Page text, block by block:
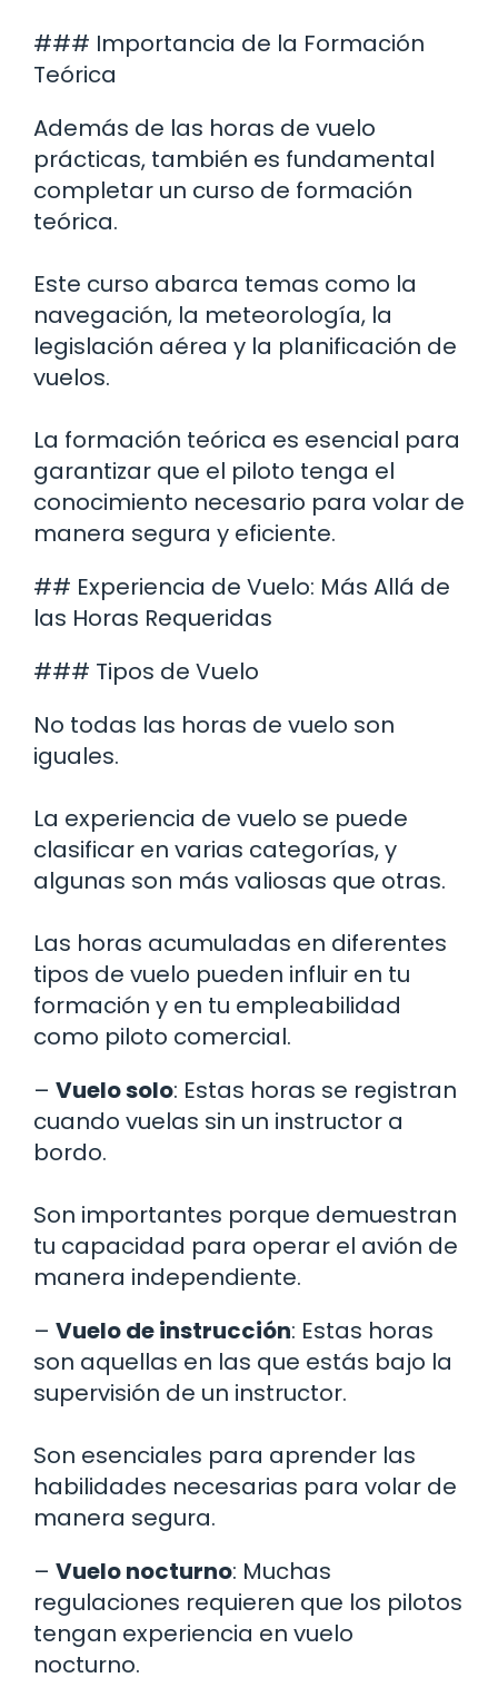
### Importancia de la Formación
Teórica
Además de las horas de vuelo
prácticas, también es fundamental
completar un curso de formación
teórica.
Este curso abarca temas como la
navegación, la meteorología, la
legislación aérea y la planificación de
vuelos.
La formación teórica es esencial para
garantizar que el piloto tenga el
conocimiento necesario para volar de
manera segura y eficiente.
## Experiencia de Vuelo: Más Allá de
las Horas Requeridas
### Tipos de Vuelo
No todas las horas de vuelo son
iguales.
La experiencia de vuelo se puede
clasificar en varias categorías, y
algunas son más valiosas que otras.
Las horas acumuladas en diferentes
tipos de vuelo pueden influir en tu
formación y en tu empleabilidad
como piloto comercial.
– Vuelo solo: Estas horas se registran
cuando vuelas sin un instructor a
bordo.
Son importantes porque demuestran
tu capacidad para operar el avión de
manera independiente.
– Vuelo de instrucción: Estas horas
son aquellas en las que estás bajo la
supervisión de un instructor.
Son esenciales para aprender las
habilidades necesarias para volar de
manera segura.
– Vuelo nocturno: Muchas
regulaciones requieren que los pilotos
tengan experiencia en vuelo
nocturno.